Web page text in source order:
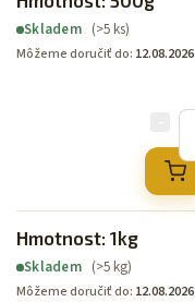
Skladem (>5 ks)
Môžeme doručiť do: 12.08.2026
Hmotnost: 1kg
Skladem (>5 kg)
Môžeme doručiť do: 12.08.2026